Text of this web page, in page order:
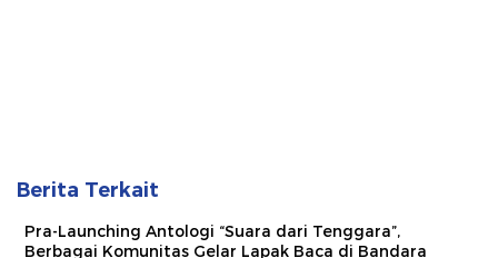
Berita Terkait
Pra-Launching Antologi “Suara dari Tenggara”,
Berbagai Komunitas Gelar Lapak Baca di Bandara